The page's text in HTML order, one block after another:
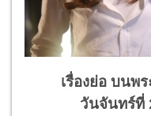
เรื่องย่อ บนพ
วันจันทร์ที่